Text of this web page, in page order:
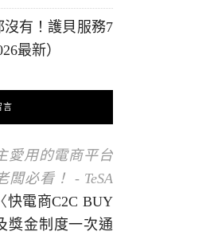
沒有！護貝服務7
最新）
言
愛用的電商平台
闆必看！ - TeSA
快電商C2C BUY
獎金制度一次通